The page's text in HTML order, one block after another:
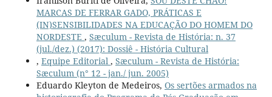
MARCAS DE FERRAR GADO, PRÁTICAS E
(IN)SENSIBILIDADES NA EDUCAÇÃO DO HOMEM DO
NORDESTE , Sæculum - Revista de História: n. 37
(jul./dez.) (2017): Dossiê - História Cultural
, Equipe Editorial , Sæculum - Revista de História:
Sæculum (n° 12 - jan./ jun. 2005)
Eduardo Kleyton de Medeiros, Os sertões armados na